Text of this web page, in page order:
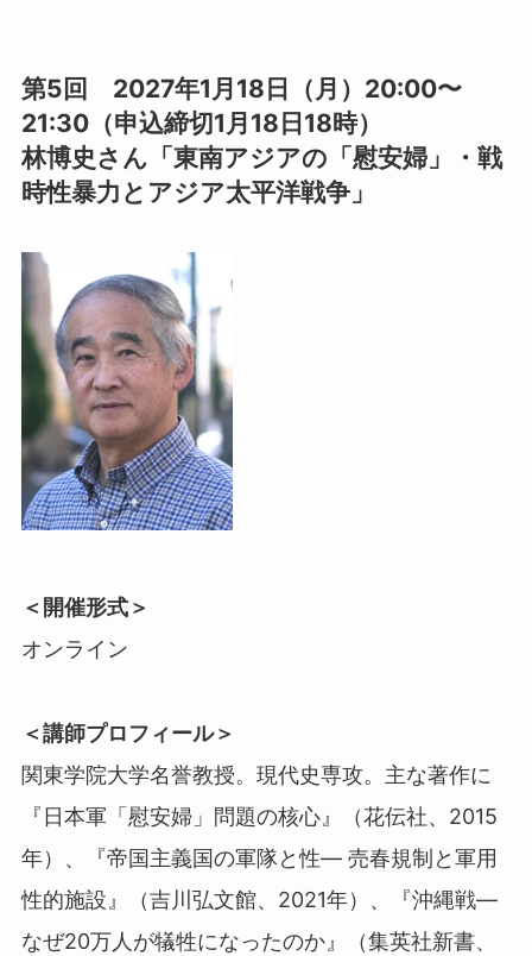
第5回 2027年1月18日（月）20:00〜
21:30（申込締切1月18日18時）
林博史さん「東南アジアの「慰安婦」・戦
時性暴力とアジア太平洋戦争」
＜開催形式＞
オンライン
＜講師プロフィール＞
関東学院大学名誉教授。現代史専攻。主な著作に
『日本軍「慰安婦」問題の核心』（花伝社、2015
年）、『帝国主義国の軍隊と性— 売春規制と軍用
性的施設』（吉川弘文館、2021年）、『沖縄戦—
なぜ20万人が犠牲になったのか』（集英社新書、